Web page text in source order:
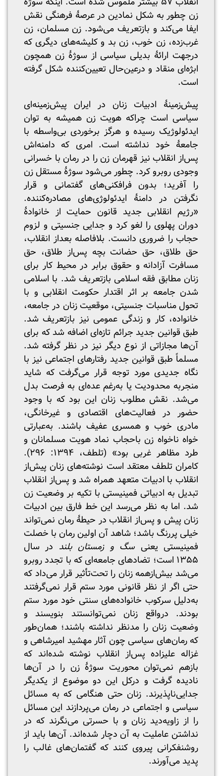
زن چطور به شکل نمادین در عرصۀ فرهنگی نقش
ایفا می‌کند و بازتعریف می‌شود. زن مسلمان، زن
غرب‌زده، زن خوب، زن بد و کلیشه‌های دیگری که
درجهت ارائۀ بدیلی سیاسی از سوژۀ زن همچون
ابژه‌ای منقاد و درعین‌حال تعیین‌کننده شکل گرفته
است.
پیش‌زمینۀ ادبیات زنان در ایران پیش‌زمینه‌ای
سیاسی است چراکه هویت زن همیشه به توان
ایدئولوژیک رسیده و هرگز برخوردی بی‌واسطه با
جامعۀ خود نداشته است. امری که دامنه‌اش
پس‌از انقلاب نیز قهرمان زن را در رمان با خسرانی
وجودی روبرو کرد. چطور می‌شود سوژۀ مستقل زن
را آفرید؛ بدون فرافکنی‌های گفتمانی و قرار
نگرفتن در دامنۀ ایدئولوژی‌های مصادره‌کننده.
«رژیم انقلابی جدید قانون حمایت از خانوادۀ
دوران پهلوی را لغو کرد و جدایی جنسیتی و لزوم
حجاب را ضروری دانست. بلافاصله بعداز انقلاب،
حق طلاق، حق حضانت بچه پس‌از طلاق، حق
مسافرت آزادانه و حقوق برابر در محیط کار برای
زنان مطابق فقه اسلامی بازتعریف شد. با اسلامی
شدن جامعه بر اثر اقتدار حکومت انقلابی و با
تحول مناسبات جنسیتی، موقعیت زنان در جامعه،
خانواده، کار و زندگی عمومی نیز بازتعریف شد.
طبق قوانین جدید جرائم تازه‌ای اضافه شد که برای
آن‌ها مجازاتی از نوع دیگر نیز در نظر گرفته شد.
مسلماً طبق قوانین جدید رفتارهای اجتماعی نیز با
نگاه جدیدی مورد توجه قرار می‌گرفت که شاید
منجربه محدودیت یا به‌رغم عده‌ای به فرصت بدل
می‌شد. نقش مطلوب زنان این بود که با وجود
حضور در فعالیت‌های اقتصادی و غیرخانگی،
مادری خوب و همسری عفیف باشند. به‌عبارتی
خواه ناخواه زن باحجاب نماد هویت مسلمانان و
طرد مظاهر غربی بود» (تلطف، ۱۳۹۴: ۲۹۶).
کامران تلطف معتقد است نوشته‌های زنان پیش‌از
انقلاب با ادبیات متعهد همراه شد و پس‌از انقلاب
تبدیل به ادبیاتی فمینیستی با تکیه بر وضعیت زن
شد. اما به نظر می‌رسد این خط فارق بین ادبیات
زنان پیش و پس‌از انقلاب در حیطۀ رمان نمی‌تواند
خیلی پررنگ باشد؛ شاهد آن اولین رمان با خصلت
فمینیستی یعنی سگ و زمستان بلند در سال
۱۳۵۵ است؛ تضادهای جامعه‌ای که با تجدد روبرو
می‌شد بیش‌ازهمه زنان را تحت‌تأثیر قرار می‌داد که
حتی اگر از نظر قانونی مورد ستم قرار نمی‌گرفتند
به‌دلیل سرکوب خانواده‌های سنتی خود مورد ستم
بودند. درواقع زنان نمی‌توانستند بنویسند و
وضعیت زنان را مدنظر نداشته باشند؛ همان‌طور
که رمان‌های سیاسی چون آثار مهشید امیرشاهی و
غزاله علیزاده پس‌از انقلاب نوشته شده‌اند که
بازهم نمی‌توان محوریت سوژۀ زن را در آن‌ها
نادیده گرفت و درکل این دو موضوع از یکدیگر
جدایی‌ناپذیرند. زنان حتی هنگامی که به مسائل
سیاسی و اجتماعی در رمان می‌پردازند این مسائل
را از زاویه‌دید زنان و با حسرتی می‌نگرند که در
نداشتن عاملیت به آن دچار شده‌اند. آن‌ها باید از
روشنفکرانی پیروی کنند که گفتمان‌های غالب را
پدید می‌آورند.